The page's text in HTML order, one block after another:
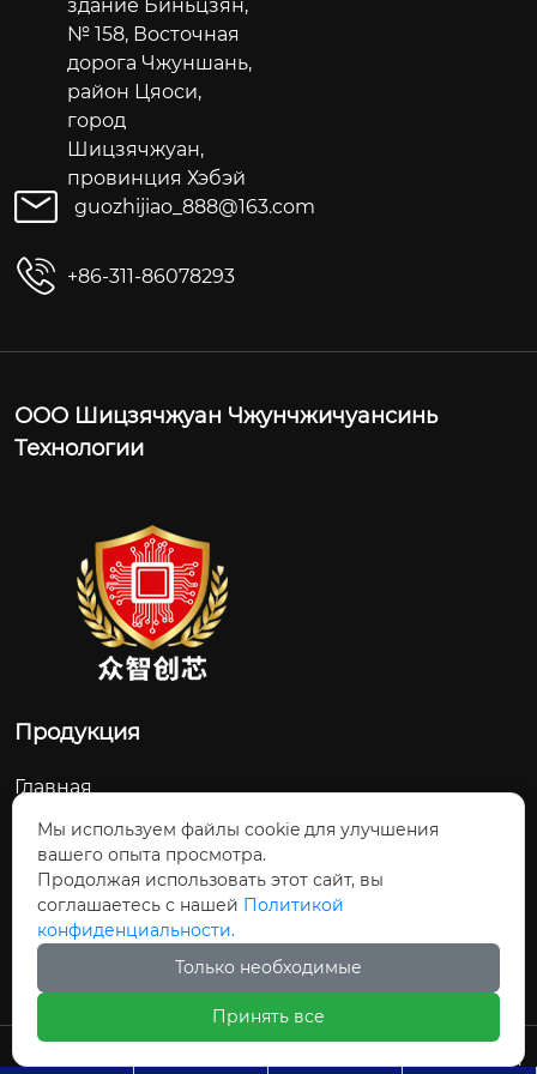
здание Биньцзян,
№ 158, Восточная
дорога Чжуншань,
район Цяоси,
город
Шицзячжуан,
провинция Хэбэй
guozhijiao_888@163.com
+86-311-86078293
ООО Шицзячжуан Чжунчжичуансинь
Технологии
Продукция
Главная
О Нас
Контакты
Новости и обновления
Продукция
Авторское право©ООО Шицзячжуан
Мы используем файлы cookie для улучшения
вашего опыта просмотра.
Продолжая использовать этот сайт, вы
соглашаетесь с нашей Политикой
конфиденциальности.
Только необходимые
Принять все